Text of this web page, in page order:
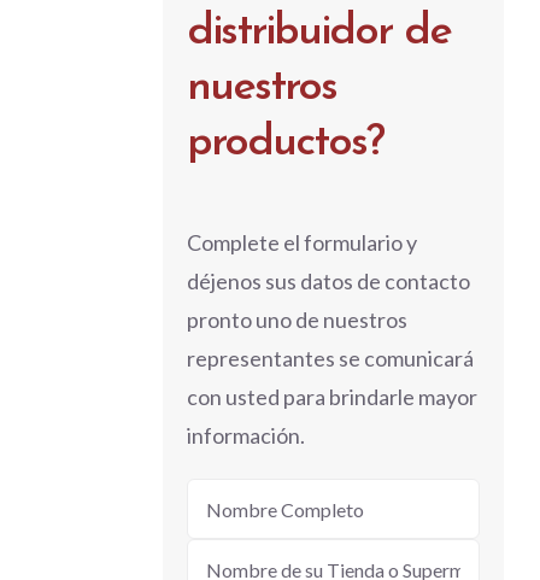
distribuidor de
nuestros
productos?
Complete el formulario y
déjenos sus datos de contacto
pronto uno de nuestros
representantes se comunicará
con usted para brindarle mayor
información.